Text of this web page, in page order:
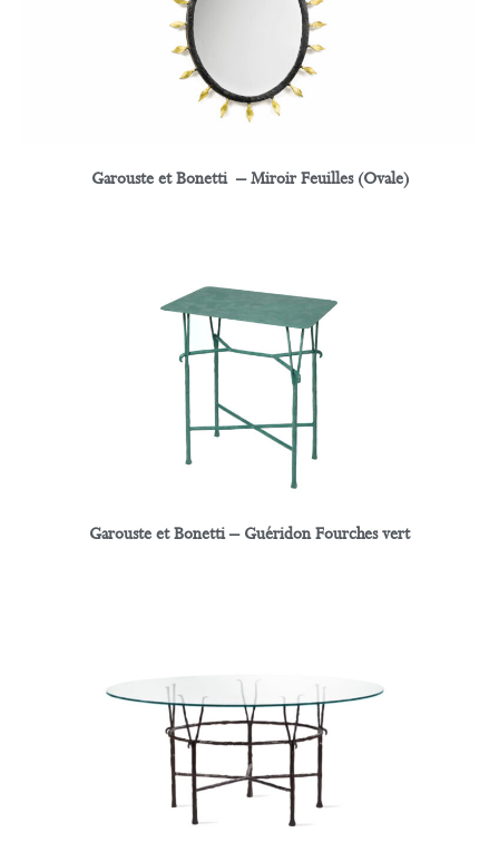
Garouste et Bonetti – Miroir Feuilles (Ovale)
Garouste et Bonetti – Guéridon Fourches vert